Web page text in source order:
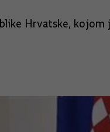
Hrvatske,